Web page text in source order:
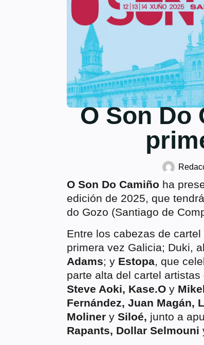
O Son Do
O Son Do Camiño ha
edición de 2025, que
do Gozo (Santiago de
Entre los cabezas de cartel
primera vez Galicia; Duki,
Adams; y Estopa, que
parte alta del cartel artistas
Steve Aoki, Kase.O y
Fernández, Juan Magán,
Moliner y Siloé, junto a
Rapants, Dollar Selmouni